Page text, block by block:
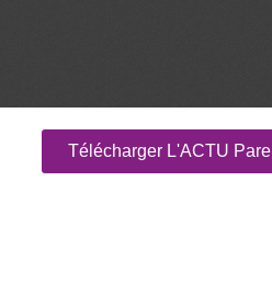
Télécharger L'ACTU